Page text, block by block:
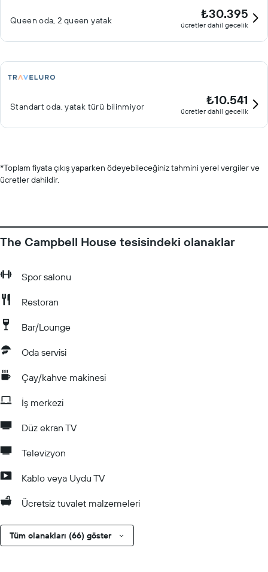
Queen oda, 2 queen yatak ₺30.395
ücretler dahil gecelik
Standart oda, yatak türü bilinmiyor ₺10.541
ücretler dahil gecelik
*Toplam fiyata çıkış yaparken ödeyebileceğiniz tahmini yerel vergiler ve
ücretler dahildir.
The Campbell House tesisindeki olanaklar
Spor salonu
Restoran
Bar/Lounge
Oda servisi
Çay/kahve makinesi
İş merkezi
Düz ekran TV
Televizyon
Kablo veya Uydu TV
Ücretsiz tuvalet malzemeleri
Tüm olanakları (66) göster